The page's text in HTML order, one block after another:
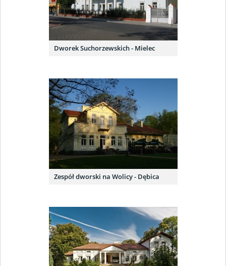
Dworek Suchorzewskich - Mielec
Zespół dworski na Wolicy - Dębica